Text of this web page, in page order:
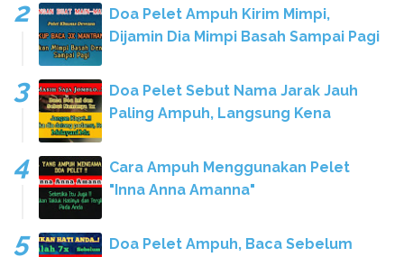
Doa Pelet Ampuh Kirim Mimpi,
Dijamin Dia Mimpi Basah Sampai Pagi
Doa Pelet Sebut Nama Jarak Jauh
Paling Ampuh, Langsung Kena
Cara Ampuh Menggunakan Pelet
"Inna Anna Amanna"
Doa Pelet Ampuh, Baca Sebelum